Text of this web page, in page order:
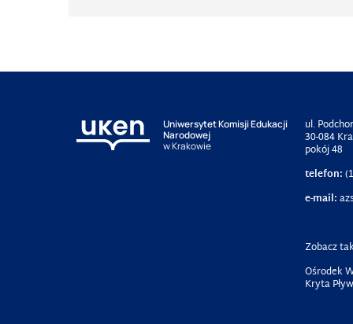
Uniwersytet Komisji Edukacji
Narodowej
w Krakowie
ul.
30-084
pokój 48
telefon:
e-mail:
Zobacz
Ośrodek
Kryta